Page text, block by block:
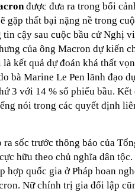
được đưa ra trong bối
gặp thất bại nặng nề trong
cậy sau cuộc bầu cử Nghị
của ông Macron dự kiến
kết quả dự đoán khá thất
bà Marine Le Pen lãnh đạo
3 với 14 % số phiếu bầu.
nói trong các quyết định
sốc trước thông báo của
hữu theo chủ nghĩa dân
hợp quốc gia ở Pháp hoan
Nữ chính trị gia đối lập